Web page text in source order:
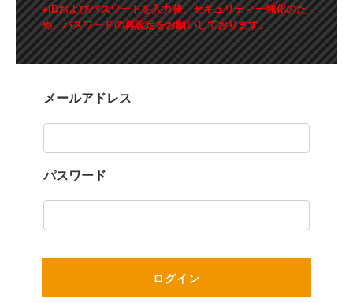
※IDおよびパスワードを入力後、セキュリティー強化のた
め、パスワードの再設定をお願いしております。
メールアドレス
パスワード